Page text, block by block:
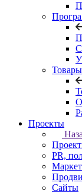
Проекты
PR,
Сайты